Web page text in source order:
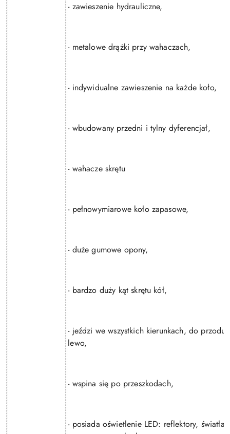
- zawieszenie hydrauliczne,
- metalowe drążki przy wahaczach,
- indywidualne zawieszenie na każde koło,
- wbudowany przedni i tylny dyferencjał,
- wahacze skrętu
- pełnowymiarowe koło zapasowe,
- duże gumowe opony,
- bardzo duży kąt skrętu kół,
- jeździ we wszystkich kierunkach, do
lewo,
- wspina się po przeszkodach,
- posiada oświetlenie LED: reflektory, światła